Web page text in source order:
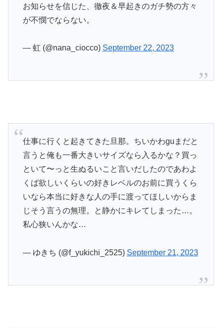
お知らせを信じた、徹夜＆早起きのガチ勢の方々
が不憫でならない。
— 虹 (@nana_ciocco) September 22, 2023
仕事に行くと起きてきた旦那。ちいかわguまだと
言うと俺も一番大きいサイズなら入るかな？買っ
といて〜っと生ぬるいこと言いだしたのであわよ
くば欲しいくらいの好きレベルのお前に買うくら
いなら本当に好きな人の手に渡ってほしいからま
じそう言うの無理。と静かにキレてしまった…。
私心狭いんかな…
— ゆきち (@f_yukichi_2525) September 21, 2023